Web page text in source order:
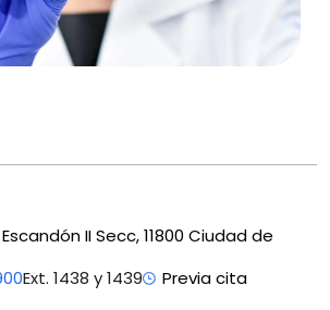
II Secc, 11800 Ciudad de
Ext. 1438 y 1439 Previa cita